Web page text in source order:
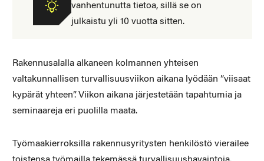
vanhentunutta tietoa, sillä se on
julkaistu yli 10 vuotta sitten.
Rakennusalalla alkaneen kolmannen yhteisen
valtakunnallisen turvallisuusviikon aikana lyödään ”viisaat
kypärät yhteen”. Viikon aikana järjestetään tapahtumia ja
seminaareja eri puolilla maata.
Työmaakierroksilla rakennusyritysten henkilöstö vierailee